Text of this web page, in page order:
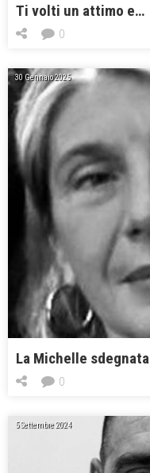
Ti volti un attimo e…
0
30 Gennaio 2025
La Michelle sdegnata
0
5 Settembre 2024